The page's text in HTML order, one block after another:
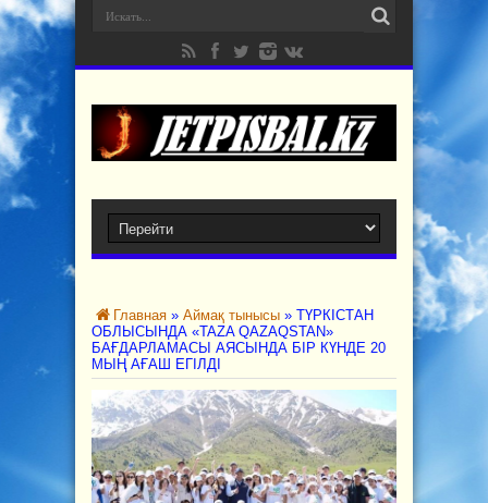
Главная » Аймақ тынысы » ТҮРКІСТАН
ОБЛЫСЫНДА «TAZA QAZAQSTAN»
БАҒДАРЛАМАСЫ АЯСЫНДА БІР КҮНДЕ 20
МЫҢ АҒАШ ЕГІЛДІ